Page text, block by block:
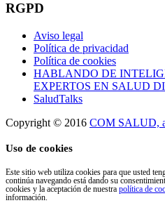
RGPD
Aviso legal
Política de privacidad
Política de cookies
HABLANDO DE
EXPERTOS EN SALUD
SaludTalks
Copyright © 2016 COM SALUD,
Uso de cookies
Este sitio web utiliza cookies para que usted
continúa navegando está dando su
cookies y la aceptación de nuestra política de
información.